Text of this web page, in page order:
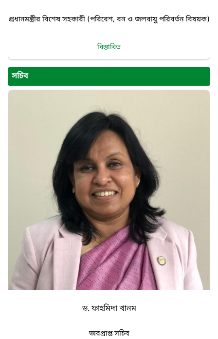
প্রধানমন্ত্রীর বিশেষ সহকারী (পরিবেশ, বন ও জলবায়ু পরিবর্তন বিষয়ক)
বিস্তারিত
সচিব
ড. ফাহমিদা খানম
ভারপ্রাপ্ত সচিব